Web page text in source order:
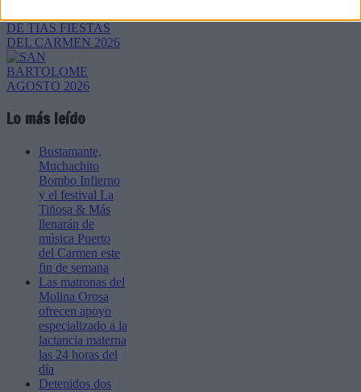
Lo más leído
Bustamante,
Muchachito
Bombo Infierno
y el festival La
Tiñosa & Más
llenarán de
música Puerto
del Carmen este
fin de semana
Las matronas del
Molina Orosa
ofrecen apoyo
especializado a la
lactancia materna
las 24 horas del
día
Detenidos dos